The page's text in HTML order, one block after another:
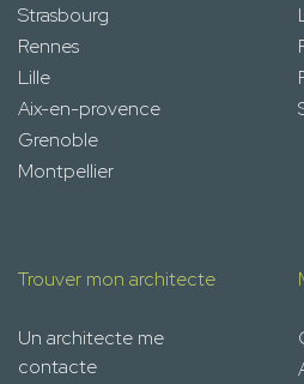
Strasbourg
Rennes
Lille
Aix-en-provence
Grenoble
Montpellier
Trouver mon architecte
Un architecte me
contacte